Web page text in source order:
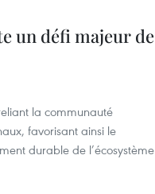
un défi majeur de
la communauté
favorisant ainsi le
durable de l’écosystème